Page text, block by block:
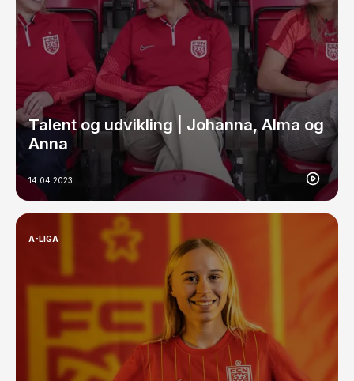
Talent og udvikling | Johanna, Alma og
Anna
14.04.2023
A-LIGA